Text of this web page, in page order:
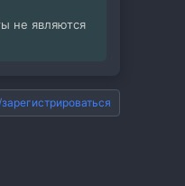
не являются